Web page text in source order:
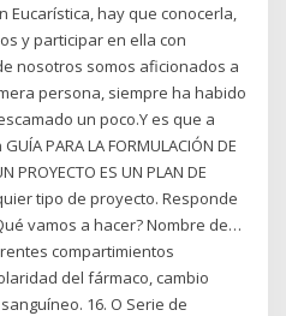
Eucarística, hay que conocerla,
y participar en ella con
nosotros somos aficionados a
persona, siempre ha habido
un poco.Y es que a
PARA LA FORMULACIÓN DE
PROYECTO ES UN PLAN DE
tipo de proyecto. Responde
vamos a hacer? Nombre de…
compartimientos
del fármaco, cambio
16. O Serie de